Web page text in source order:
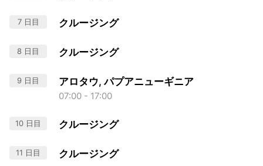
7 日目 クルージング
8 日目 クルージング
9 日目 アロタウ, パプアニューギニア
07:00 - 17:00
10 日目 クルージング
11 日目 クルージング